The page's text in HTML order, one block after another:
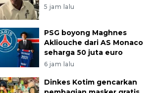
5 jam lalu
PSG boyong Maghnes
Akliouche dari AS Monaco
seharga 50 juta euro
6 jam lalu
Dinkes Kotim gencarkan